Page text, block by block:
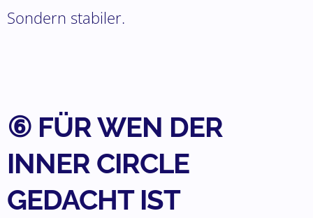
Sondern stabiler.
⑥ FÜR WEN DER
INNER CIRCLE
GEDACHT IST